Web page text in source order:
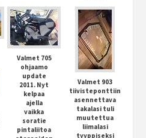
Valmet 705
ohjaamo
update
2011. Nyt
kelpaa
ajella
vaikka
soratie
pintaliitoa
Valmet 903
tiivisteponttiin
asennettava
takalasi tuli
muutettua
liimalasi
tyyppiseksi